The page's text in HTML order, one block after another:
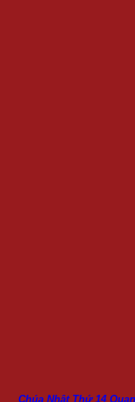
Chúa Nhật Thứ 14